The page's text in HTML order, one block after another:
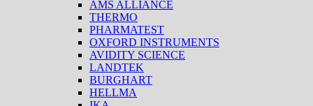
AMS ALLIANCE
THERMO
PHARMATEST
OXFORD INSTRUMENTS
AVIDITY SCIENCE
LANDTEK
BURGHART
HELLMA